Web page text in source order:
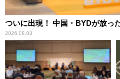
ついに出現！ 中国・BYDが放っ
2026.08.03